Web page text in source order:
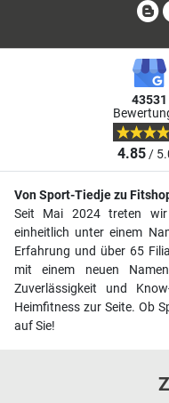
43531
4.85/
Von Sport-Tiedje zu
Seit Mai 2024 treten
einheitlich unter einem
Erfahrung und über 65
mit einem neuen
Zuverlässigkeit und
Heimfitness zur Seite. Ob
auf Sie!